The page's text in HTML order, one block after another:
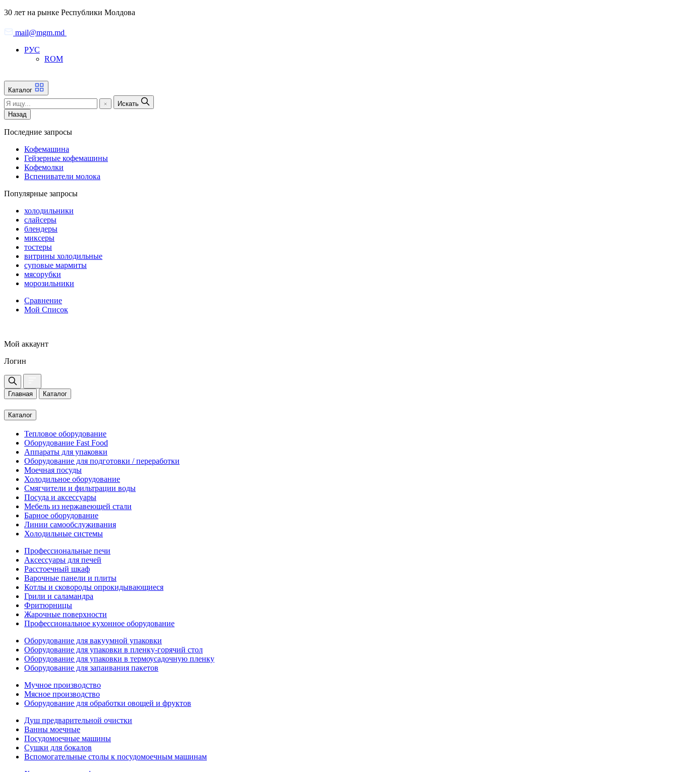
Skip
the
content
30 лет на рынке Республики Молдова
mail@mgm.md
РУС
ROM
Каталог
Искать
Назад
Последние запросы
Кофемашина
Гейзерные кофемашины
Кофемолки
Вспениватели молока
Популярные запросы
холодильники
слайсеры
блендеры
миксеры
тостеры
витрины холодильные
суповые мармиты
мясорубки
морозильники
Сравнение
Мой Список
Мой аккаунт
Логин
Главная Каталог
Каталог
Тепловое оборудование
Оборудование Fast Food
Аппараты для упаковки
Оборудование для подготовки / переработки
Моечная посуды
Холодильное оборудование
Смягчители и фильтрации воды
Посуда и аксессуары
Мебель из нержавеющей стали
Барное оборудование
Линии самообслуживания
Холодильные системы
Профессиональные печи
Аксессуары для печей
Расстоечный шкаф
Варочные панели и плиты
Котлы и сковороды опрокидывающиеся
Грили и саламандра
Фритюрницы
Жарочные поверхности
Профессиональное кухонное оборудование
Оборудование для вакуумной упаковки
Оборудование для упаковки в пленку-горячий стол
Оборудование для упаковки в термоусадочную пленку
Оборудование для запаивания пакетов
Мучное производство
Мясное производство
Оборудование для обработки овощей и фруктов
Душ предварительной очистки
Ванны моечные
Посудомоечные машины
Сушки для бокалов
Вспомогательные столы к посудомоечным машинам